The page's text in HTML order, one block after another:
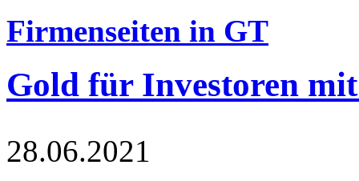
Firmenseiten in GT
Gold für Investoren
28.06.2021